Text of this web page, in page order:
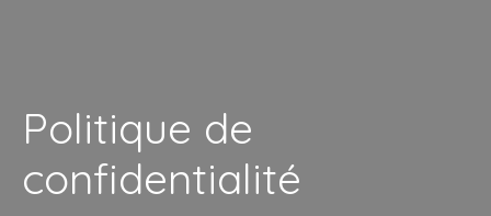
Politique de
confidentialité